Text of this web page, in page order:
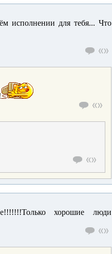
исполнении для тебя... Что
хорошие люди